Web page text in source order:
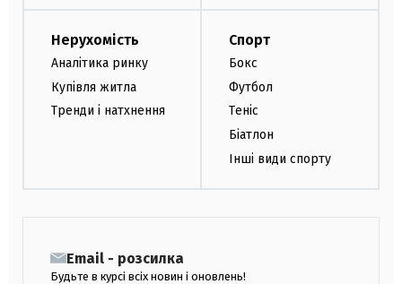
Нерухомість
Аналітика ринку
Купівля житла
Тренди і натхнення
Спорт
Бокс
Футбол
Теніс
Біатлон
Інші види спорту
Email - розсилка
Будьте в курсі всіх новин і оновлень!